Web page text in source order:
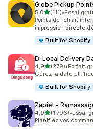
Globe Pickup
5,0étoile(s) sur 5
(111)
111 avis au total
•Essai
Points de retrait
impression directe
Built for Shopify
D: Local Delivery
4,9étoile(s) sur 5
(279)
279 avis au total
•Forfait
Gérez la date et
Built for Shopify
Zapiet ‑
4,9étoile(s) sur 5
(1 796)
1796 avis au total
•Essai
Planifiez vos